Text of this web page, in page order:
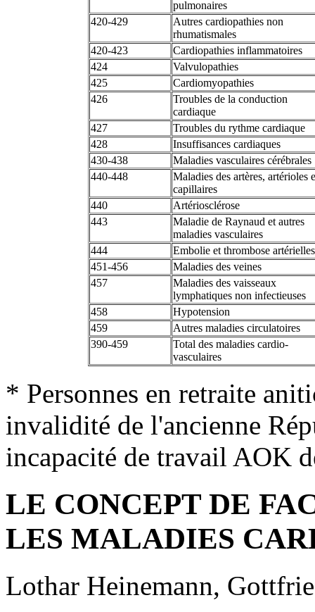
pulmonaires
420-429
Autres cardiopathies non
rhumatismales
420-423
Cardiopathies inflammatoires
424
Valvulopathies
425
Cardiomyopathies
426
Troubles de la conduction
cardiaque
427
Troubles du rythme cardiaque
428
Insuffisances cardiaques
430-438
Maladies vasculaires cérébrales
440-448
Maladies des artères, artérioles
capillaires
440
Artériosclérose
443
Maladie de Raynaud et autres
maladies vasculaires
444
Embolie et thrombose artérielles
451-456
Maladies des veines
457
Maladies des vaisseaux
lymphatiques non infectieuses
458
Hypotension
459
Autres maladies circulatoires
390-459
Total des maladies cardio-
vasculaires
* Personnes en retraite
invalidité de l'ancienne
incapacité de travail AOK
LE CONCEPT DE
LES MALADIES
Lothar Heinemann,